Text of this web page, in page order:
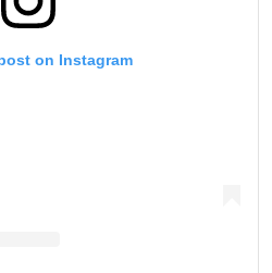
on Instagram